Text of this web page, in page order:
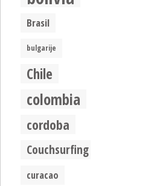
Brasil
bulgarije
Chile
colombia
cordoba
Couchsurfing
curacao